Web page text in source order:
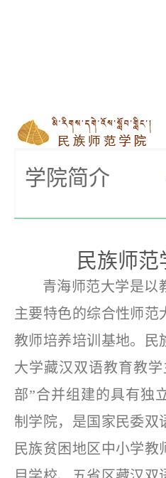
学院首页
教育教学
科学研究
教学资源
学院简介
民族师
青海师范大学是以
主要特色的综合性师范
教师培养培训基地。民
大学藏汉双语教育教
部”合并组建的具有独
制学院，是国家民委双
民族贫困地区中小学教